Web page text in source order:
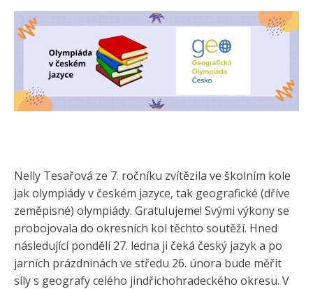
Nelly Tesařová ze 7. ročníku zvítězila ve školním kole
jak olympiády v českém jazyce, tak geografické (dříve
zeměpisné) olympiády. Gratulujeme! Svými výkony se
probojovala do okresních kol těchto soutěží. Hned
následující pondělí 27. ledna ji čeká český jazyk a po
jarních prázdninách ve středu 26. února bude měřit
síly s geografy celého jindřichohradeckého okresu. V